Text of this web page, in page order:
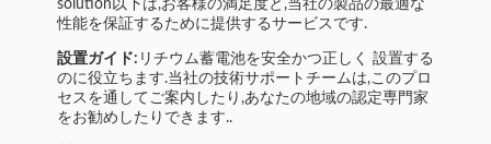
solution以下は,お客様の満足度と,当社の製品の最適な
性能を保証するために提供するサービスです.
設置ガイド: リチウム蓄電池を安全かつ正しく 設置する
のに役立ちます.当社の技術サポートチームは,このプロ
セスを通してご案内したり,あなたの地域の認定専門家
をお勧めしたりできます..